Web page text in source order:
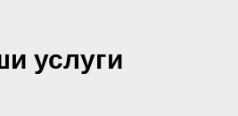
услуги